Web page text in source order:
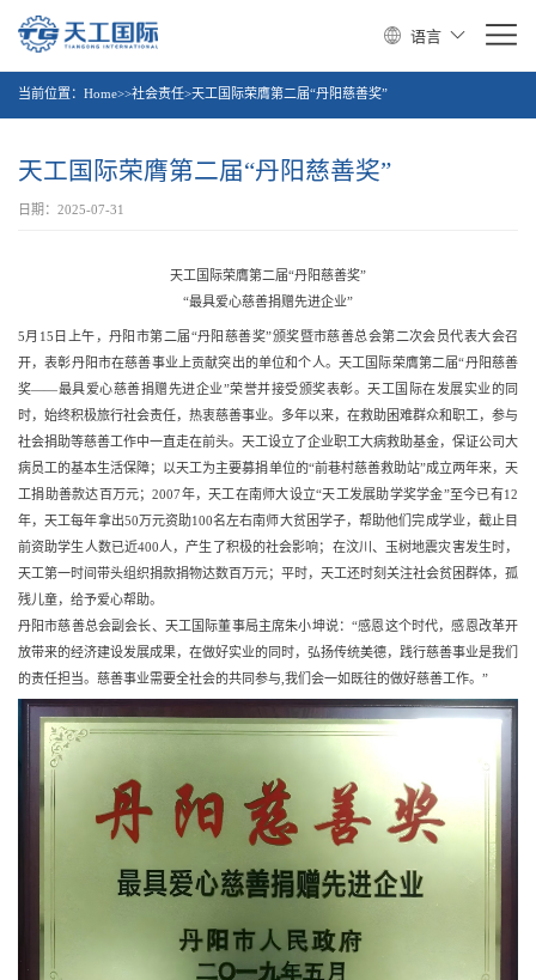
语言
当前位置： Home>>社会责任>天工国际荣膺第二届“丹阳慈善奖”
天工国际荣膺第二届“丹阳慈善奖”
日期：2025-07-31
天工国际荣膺第二届“丹阳慈善奖”
“最具爱心慈善捐赠先进企业”
5月15日上午，丹阳市第二届“丹阳慈善奖”颁奖暨市慈善总会第二次会员代表大会召
开，表彰丹阳市在慈善事业上贡献突出的单位和个人。天工国际荣膺第二届“丹阳慈善
奖——最具爱心慈善捐赠先进企业”荣誉并接受颁奖表彰。天工国际在发展实业的同
时，始终积极旅行社会责任，热衷慈善事业。多年以来，在救助困难群众和职工，参与
社会捐助等慈善工作中一直走在前头。天工设立了企业职工大病救助基金，保证公司大
病员工的基本生活保障；以天工为主要募捐单位的“前巷村慈善救助站”成立两年来，天
工捐助善款达百万元；2007年，天工在南师大设立“天工发展助学奖学金”至今已有12
年，天工每年拿出50万元资助100名左右南师大贫困学子，帮助他们完成学业，截止目
前资助学生人数已近400人，产生了积极的社会影响；在汶川、玉树地震灾害发生时，
天工第一时间带头组织捐款捐物达数百万元；平时，天工还时刻关注社会贫困群体，孤
残儿童，给予爱心帮助。
丹阳市慈善总会副会长、天工国际董事局主席朱小坤说：“感恩这个时代，感恩改革开
放带来的经济建设发展成果，在做好实业的同时，弘扬传统美德，践行慈善事业是我们
的责任担当。慈善事业需要全社会的共同参与,我们会一如既往的做好慈善工作。”